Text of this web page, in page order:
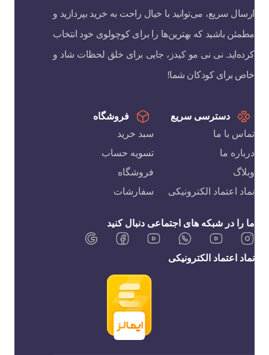
ارسال سریع، می‌توانید با خیال راحت به خرید بپردازید و
مطمئن باشید که بهترین‌ها را برای کوچولوی خود انتخاب
کرده‌اید. نی نی مو کیدز، جایی برای خلق لحظات شاد و
خاص برای کودکان شما!
دسترسی سریع
تماس با ما
درباره ما
وبلاگ
نماد اعتماد الکترونیکی
فروشگاه
سبد خرید
تسویه حساب
فروشگاه
سفارشات
ما را در شبکه های اجتماعی دنبال کنید
نماد اعتماد الکترونیکی